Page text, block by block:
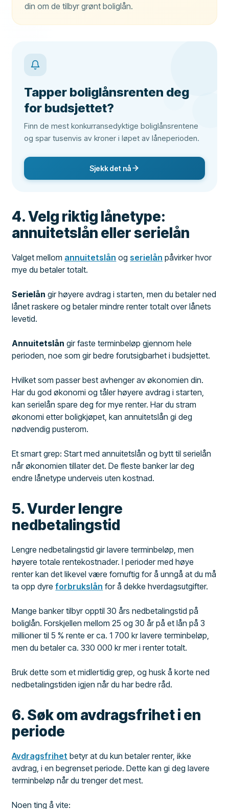
din om de tilbyr grønt boliglån.
Tapper boliglånsrenten deg
for budsjettet?
Finn de mest konkurransedyktige boliglånsrentene
og spar tusenvis av kroner i løpet av låneperioden.
Sjekk det nå
4. Velg riktig lånetype:
annuitetslån eller serielån
Valget mellom annuitetslån og serielån påvirker hvor
mye du betaler totalt.
Serielån gir høyere avdrag i starten, men du betaler ned
lånet raskere og betaler mindre renter totalt over lånets
levetid.
Annuitetslån gir faste terminbeløp gjennom hele
perioden, noe som gir bedre forutsigbarhet i budsjettet.
Hvilket som passer best avhenger av økonomien din.
Har du god økonomi og tåler høyere avdrag i starten,
kan serielån spare deg for mye renter. Har du stram
økonomi etter boligkjøpet, kan annuitetslån gi deg
nødvendig pusterom.
Et smart grep: Start med annuitetslån og bytt til serielån
når økonomien tillater det. De fleste banker lar deg
endre lånetype underveis uten kostnad.
5. Vurder lengre
nedbetalingstid
Lengre nedbetalingstid gir lavere terminbeløp, men
høyere totale rentekostnader. I perioder med høye
renter kan det likevel være fornuftig for å unngå at du må
ta opp dyreforbrukslån for å dekke hverdagsutgifter.
Mange banker tilbyr opptil 30 års nedbetalingstid på
boliglån. Forskjellen mellom 25 og 30 år på et lån på 3
millioner til 5 % rente er ca. 1 700 kr lavere terminbeløp,
men du betaler ca. 330 000 kr mer i renter totalt.
Bruk dette som et midlertidig grep, og husk å korte ned
nedbetalingstiden igjen når du har bedre råd.
6. Søk om avdragsfrihet i en
periode
Avdragsfrihet betyr at du kun betaler renter, ikke
avdrag, i en begrenset periode. Dette kan gi deg lavere
terminbeløp når du trenger det mest.
Noen ting å vite: